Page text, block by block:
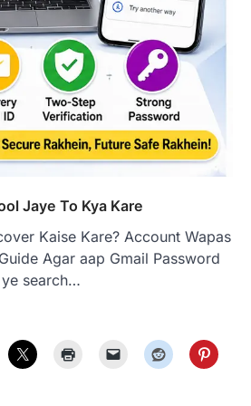
Jaye To Kya Kare
Kaise Kare? Account Wapas
Agar aap Gmail Password
ye search…